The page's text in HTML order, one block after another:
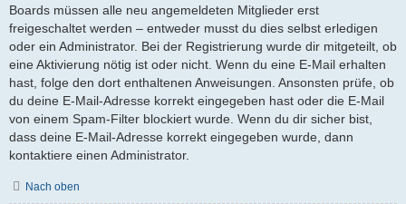
Boards müssen alle neu angemeldeten Mitglieder erst
freigeschaltet werden – entweder musst du dies selbst erledigen
oder ein Administrator. Bei der Registrierung wurde dir mitgeteilt, ob
eine Aktivierung nötig ist oder nicht. Wenn du eine E-Mail erhalten
hast, folge den dort enthaltenen Anweisungen. Ansonsten prüfe, ob
du deine E-Mail-Adresse korrekt eingegeben hast oder die E-Mail
von einem Spam-Filter blockiert wurde. Wenn du dir sicher bist,
dass deine E-Mail-Adresse korrekt eingegeben wurde, dann
kontaktiere einen Administrator.
Nach oben